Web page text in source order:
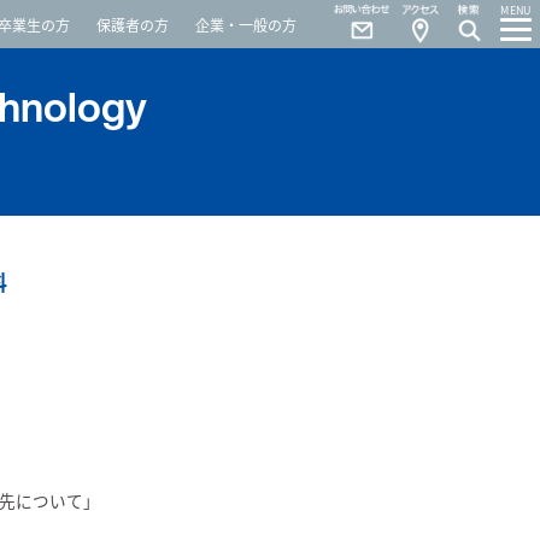
業生の方 保護者の方 企業・一般の方
MENU
Access
Contact
について」